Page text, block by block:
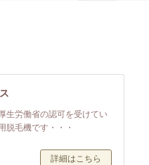
生労働省の認可を受けてい
脱毛機です・・・
詳細はこちら